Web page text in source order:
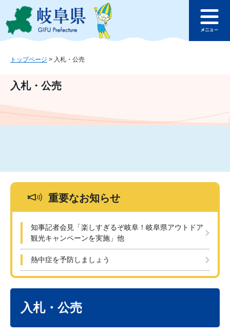
ジ
ュ
文
このページの本文へ
ュ
トップページ > 入札・公売
入札・公売
重要なお知らせ
知事記者会見「楽しすぎるぞ岐阜！岐阜県アウトドア
観光キャンペーンを実施」他
熱中症を予防しましょう
入札・公売